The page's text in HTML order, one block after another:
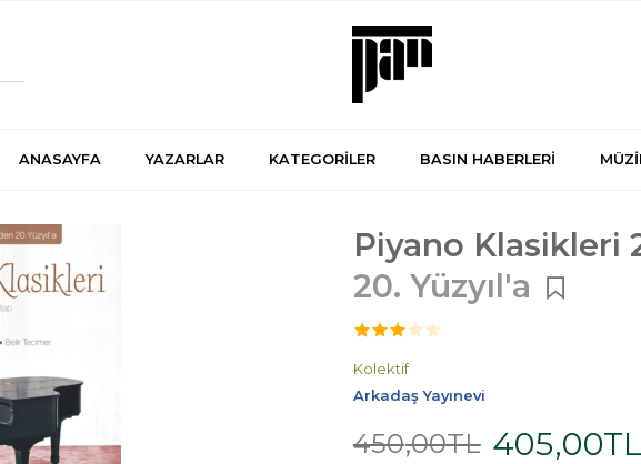
ANASAYFA YAZARLAR KATEGORİLER BASIN HABERLERİ
Piyano Klasikleri
20. Yüzyıl'a
Kolektif
Arkadaş Yayınevi
450,00TL 405,00TL